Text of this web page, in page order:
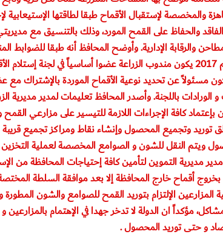
والمخصصة لإستقبال الأقماح طبقا لطاقتها الإستيعابية
والحفاظ على القمح المورد، وذلك بالتنسيق مع
والرقابة الإدارية. وأوضح المحافظ أنه طبقا للضوابط
المحلية موسم 2017 يكون مندوب الزراعة عضوا أساسياً في لجنة
مسئولاً عن تحديد نوعية الأقماح الموردة بالإشتراك مع
الورادات باللجنة. وأصدر المحافظ تعليمات لمدير مديرية
بإعتماد كافة الإجراءات اللازمة للتيسير على مزارعي القمح
توريد وتجميع المحصول وإنشاء نقاط ومراكز تجميع
ويتم النقل للشون و الصوامع المخصصة لعملية
مديرية التموين لتأمين كافة إحتياجات المحافظة من
أقماح خارج المحافظة إلا بعد موافقة السلطة
المزارعين الإلتزام بتوريد القمح للصوامع والشون
مؤكداً ان الدولة لا تدخر جهدا في الإهتمام بالمزارعين
و حتى توريد المحصول .